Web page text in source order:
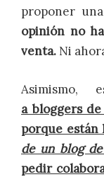
proponer
opinión no
venta. Ni
Asimismo,
a bloggers
porque están
de un blog
pedir